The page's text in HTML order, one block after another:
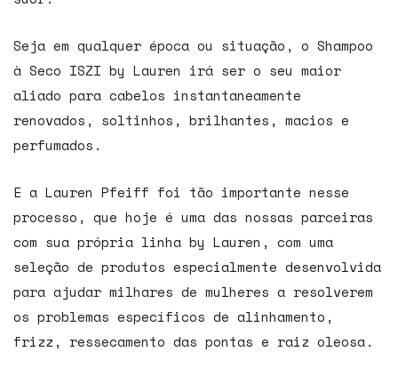
Seja em qualquer época ou situação, o Shampoo
à Seco ISZI by Lauren irá ser o seu maior
aliado para cabelos instantaneamente
renovados, soltinhos, brilhantes, macios e
perfumados.
E a Lauren Pfeiff foi tão importante nesse
processo, que hoje é uma das nossas parceiras
com sua própria linha by Lauren, com uma
seleção de produtos especialmente desenvolvida
para ajudar milhares de mulheres a resolverem
os problemas específicos de alinhamento,
frizz, ressecamento das pontas e raiz oleosa.